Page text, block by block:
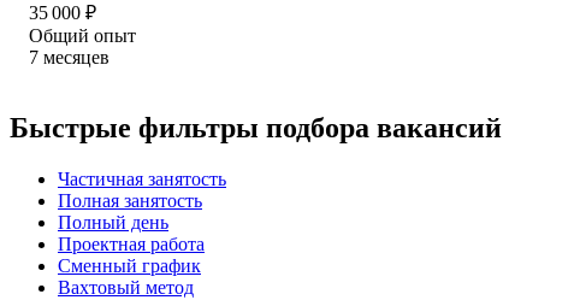
35 000 ₽
Общий опыт
7 месяцев
Быстрые фильтры подбора вакансий
Частичная занятость
Полная занятость
Полный день
Проектная работа
Сменный график
Вахтовый метод